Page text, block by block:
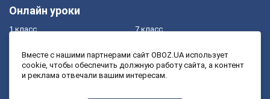
Онлайн уроки
1 класс
3 класс
7 класс
9 класс
Вместе с нашими партнерами сайт OBOZ.UA использует
cookie, чтобы обеспечить должную работу сайта, а контент
и реклама отвечали вашим интересам.